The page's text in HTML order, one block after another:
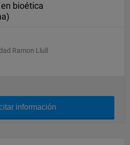
bioética
Ramon Llull
información